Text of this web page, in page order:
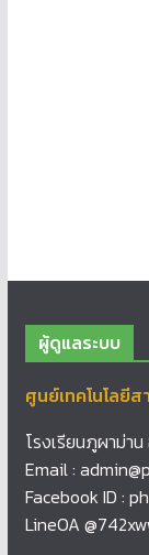
ผู้ดูแลระบบ
ศูนย์เทคโนโลยี
โรงเรียนภูผาม่า
Email :
Facebook ID :
LineOA